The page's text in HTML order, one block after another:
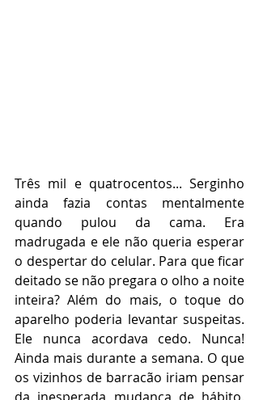
Três mil e quatrocentos... Serginho
ainda fazia contas mentalmente
quando pulou da cama. Era
madrugada e ele não queria esperar
o despertar do celular. Para que ficar
deitado se não pregara o olho a noite
inteira? Além do mais, o toque do
aparelho poderia levantar suspeitas.
Ele nunca acordava cedo. Nunca!
Ainda mais durante a semana. O que
os vizinhos de barracão iriam pensar